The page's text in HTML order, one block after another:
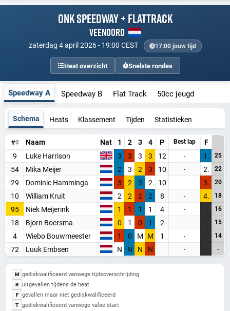
ONK Speedway + Flattrack
Veenoord
zaterdag 4 april 2026 - 19:00 CEST 17:00 jouw tijd
Heat overzicht Snelste rondes
Speedway A Speedway B Flat Track 50cc jeugd
Schema Heats Klassement Tijden Statistieken
# Naam Nat 1 2 3 4 P Best lap
F
9
Luke Harrison 3 3 3 3 12 - 1. 25
54 Mika Meijer 2 3 2 3 10 - 2. 22
29 Dominic Hamminga 3 2 3 2 10 - 3. 20
10 William Kruit 2 2 2 2 8 - 4. 18
95 Niek Meijerink 1 1 1 1 4 - 16
18 Bjorn Boersma 0 1 0 1 2 - 15
4 Wiebo Bouwmeester 1 0 M M 1 - 14
72 Luuk Embsen N N N N - -
M gediskwalificeerd vanwege tijdsoverschrijding
R uitgevallen tijdens de heat
F gevallen maar niet gediskwalificeerd
T gediskwalificeerd vanwege valse start
WORD LID VAN BAANSPORTFANSITE!
Blijf op de hoogte van alle baansport evenementen
Maak een gratis account aan
Word Supporter, zonder advertenties & tracking
Steun de site